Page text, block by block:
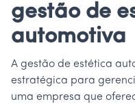
gestão de
automotiva
A gestão de estética
estratégica para
uma empresa que